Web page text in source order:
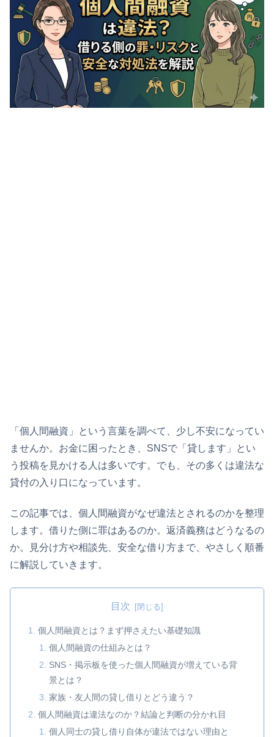
「個人間融資」という言葉を調べて、少し不安になってい
ませんか。お金に困ったとき、SNSで「貸します」とい
う投稿を見かける人は多いです。でも、その多くは違法な
貸付の入り口になっています。
この記事では、個人間融資がなぜ違法とされるのかを整理
します。借りた側に罪はあるのか。返済義務はどうなるの
か。見分け方や相談先、安全な借り方まで、やさしく順番
に解説していきます。
目次
個人間融資とは？まず押さえたい基礎知識
個人間融資の仕組みとは？
SNS・掲示板を使った個人間融資が増えている背
景とは？
家族・友人間の貸し借りとどう違う？
個人間融資は違法なのか？結論と判断の分かれ目
個人同士の貸し借り自体が違法ではない理由と